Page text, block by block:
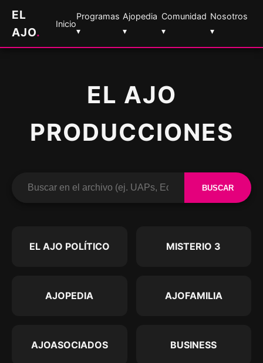
EL
AJO.
Inicio
Programas
▾
Ajopedia
▾
Comunidad
▾
Nosotros
▾
EL AJO
PRODUCCIONES
BUSCAR
EL AJO POLÍTICO MISTERIO 3
AJOPEDIA AJOFAMILIA
AJOASOCIADOS BUSINESS